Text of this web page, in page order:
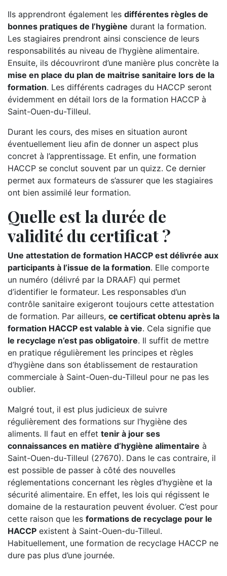
Ils apprendront également les différentes règles de
bonnes pratiques de l’hygiène durant la formation.
Les stagiaires prendront ainsi conscience de leurs
responsabilités au niveau de l’hygiène alimentaire.
Ensuite, ils découvriront d’une manière plus concrète la
mise en place du plan de maitrise sanitaire lors de la
formation. Les différents cadrages du HACCP seront
évidemment en détail lors de la formation HACCP à
Saint-Ouen-du-Tilleul.
Durant les cours, des mises en situation auront
éventuellement lieu afin de donner un aspect plus
concret à l’apprentissage. Et enfin, une formation
HACCP se conclut souvent par un quizz. Ce dernier
permet aux formateurs de s’assurer que les stagiaires
ont bien assimilé leur formation.
Quelle est la durée de
validité du certificat ?
Une attestation de formation HACCP est délivrée aux
participants à l’issue de la formation. Elle comporte
un numéro (délivré par la DRAAF) qui permet
d’identifier le formateur. Les responsables d’un
contrôle sanitaire exigeront toujours cette attestation
de formation. Par ailleurs, ce certificat obtenu après la
formation HACCP est valable à vie. Cela signifie que
le recyclage n’est pas obligatoire. Il suffit de mettre
en pratique régulièrement les principes et règles
d’hygiène dans son établissement de restauration
commerciale à Saint-Ouen-du-Tilleul pour ne pas les
oublier.
Malgré tout, il est plus judicieux de suivre
régulièrement des formations sur l’hygiène des
aliments. Il faut en effet tenir à jour ses
connaissances en matière d’hygiène alimentaire à
Saint-Ouen-du-Tilleul (27670). Dans le cas contraire, il
est possible de passer à côté des nouvelles
réglementations concernant les règles d’hygiène et la
sécurité alimentaire. En effet, les lois qui régissent le
domaine de la restauration peuvent évoluer. C’est pour
cette raison que les formations de recyclage pour le
HACCP existent à Saint-Ouen-du-Tilleul.
Habituellement, une formation de recyclage HACCP ne
dure pas plus d’une journée.